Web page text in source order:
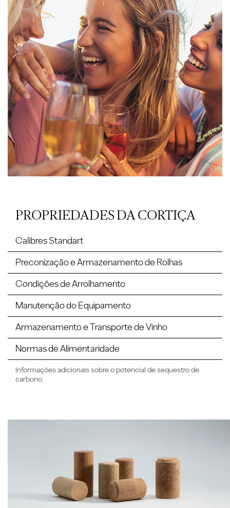
PROPRIEDADES DA CORTIÇA
Calibres Standart
Preconização e Armazenamento de Rolhas
Condições de Arrolhamento
Manutenção do Equipamento
Armazenamento e Transporte de Vinho
Normas de Alimentaridade
Informações adicionais sobre o potencial de sequestro de
carbono.